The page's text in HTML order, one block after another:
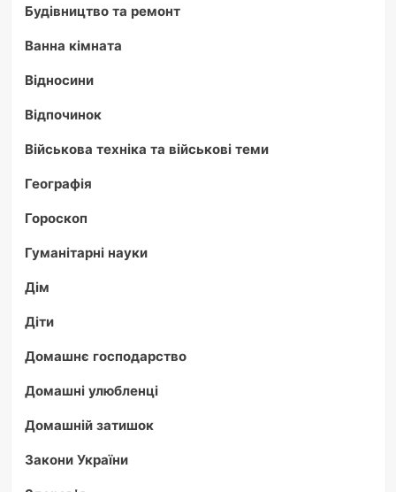
Будівництво та ремонт
Ванна кімната
Відносини
Відпочинок
Військова техніка та військові теми
Географія
Гороскоп
Гуманітарні науки
Дім
Діти
Домашнє господарство
Домашні улюбленці
Домашній затишок
Закони України